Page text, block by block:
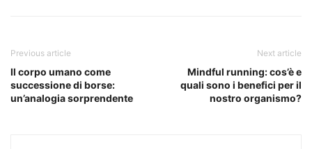
Previous article
Il corpo umano come
successione di borse:
un’analogia sorprendente
Next article
Mindful running: cos’è e
quali sono i benefici per il
nostro organismo?